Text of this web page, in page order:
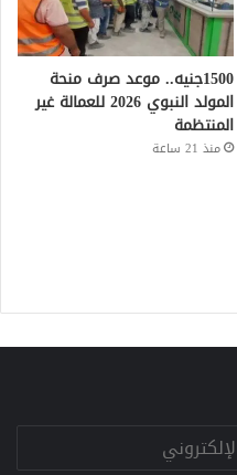
1500جنيه.. موعد صرف منحة
المولد النبوي 2026 للعمالة غير
المنتظمة
منذ 21 ساعة